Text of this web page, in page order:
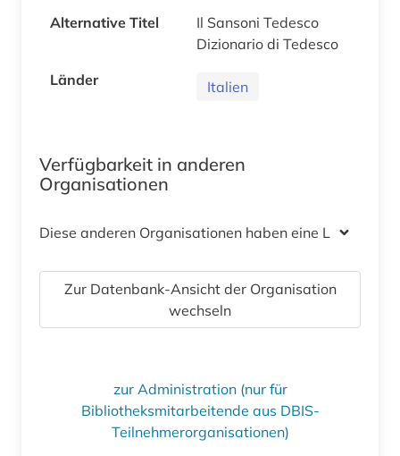
Alternative Titel
Il Sansoni Tedesco
Dizionario di Tedesco
Länder
Italien
Verfügbarkeit in anderen
Organisationen
Diese anderen Organisationen haben eine Lizenz
Zur Datenbank-Ansicht der Organisation
wechseln
zur Administration (nur für
Bibliotheksmitarbeitende aus DBIS-
Teilnehmerorganisationen)